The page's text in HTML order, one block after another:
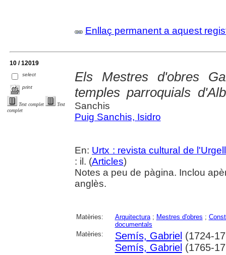
Enllaç permanent a aquest
10 / 12019
select
print
Text complet
Text
complet
Els Mestres d'obres
temples parroquials
Sanchis
Puig Sanchis, Isidro
En: Urtx : revista cultural de l'Urgell
: il. (Articles)
Notes a peu de pàgina. Inclou
anglès.
Matèries: Arquitectura; Mestres d'obres ;
documentals
Matèries:
Semís, Gabriel (1724-
Semís, Gabriel (1765-